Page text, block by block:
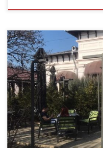
Accesul în corpul principal nu
rampă. Accesul în corpul
necesară rampa). Nu există